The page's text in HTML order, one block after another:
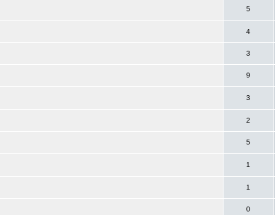
5
4
3
9
3
2
5
1
1
0